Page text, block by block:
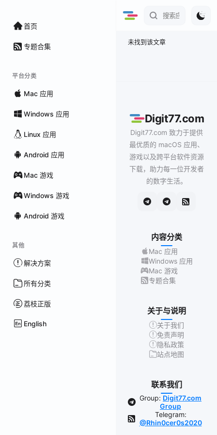
首页
专题合集
平台分类
Mac 应用
Windows 应用
Linux 应用
Android 应用
Mac 游戏
Windows 游戏
Android 游戏
其他
解决方案
所有分类
荔枝正版
English
未找到该文章
Digit77.com
Digit77.com 致力于提供
最优质的 macOS 应用、
游戏以及跨平台软件资源
下载，助力每一位开发者
的数字生活。
内容分类
Mac 应用
Windows 应用
Mac 游戏
专题合集
关于与说明
关于我们
免责声明
隐私政策
站点地图
联系我们
Group: Digit77.com
Group
Telegram:
@Rhin0cer0s2020